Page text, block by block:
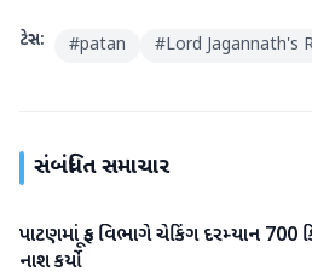
ટેગ્સ: #patan #Lord Jagannath's
સંબંધિત સમાચાર
પાટણ
પાટણમાં ફૂડ વિભાગે ચેકિંગ દરમ્યાન 700
નાશ કર્યો